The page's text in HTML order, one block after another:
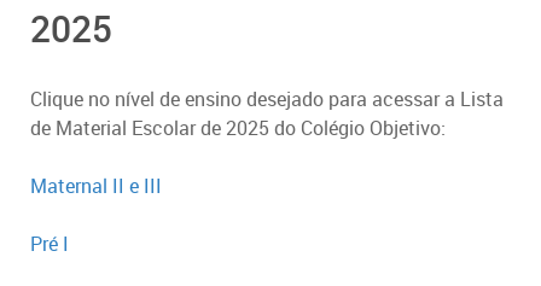
2025
Clique no nível de ensino desejado para acessar a Lista
de Material Escolar de 2025 do Colégio Objetivo:
Maternal II e III
Pré I